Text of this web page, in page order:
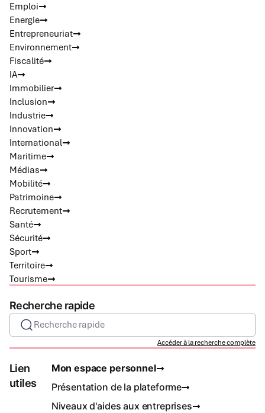
Emploi
Energie
Entrepreneuriat
Environnement
Fiscalité
IA
Immobilier
Inclusion
Industrie
Innovation
International
Maritime
Médias
Mobilité
Patrimoine
Recrutement
Santé
Sécurité
Sport
Territoire
Tourisme
Recherche rapide
Recherche rapide
Accéder à la recherche complète
Lien
utiles
Mon espace personnel
Présentation de la plateforme
Niveaux d'aides aux entreprises